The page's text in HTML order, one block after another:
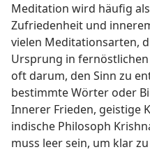
Meditation wird häufig
Zufriedenheit und
vielen Meditationsarten,
Ursprung in
oft darum, den Sinn zu
bestimmte Wörter oder
Innerer Frieden, geistige
indische Philosoph
muss leer sein, um klar zu